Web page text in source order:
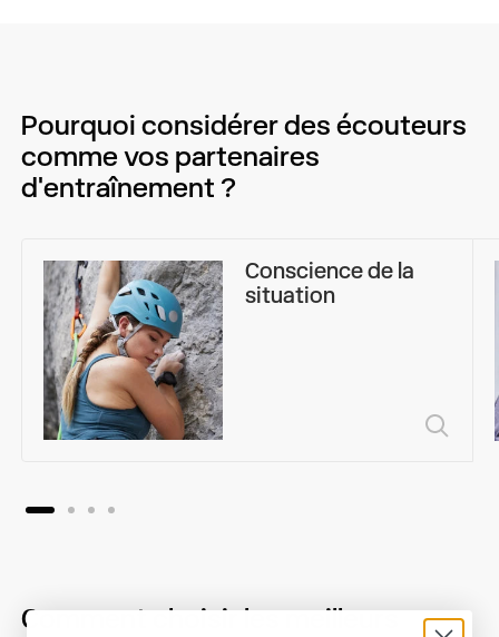
Pourquoi considérer des écouteurs
comme vos partenaires
d'entraînement ?
Conscience de la
situation
Comment choisir les meilleurs